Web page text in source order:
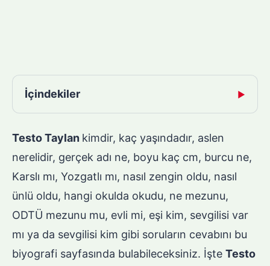
İçindekiler ▶
Testo Taylan kimdir, kaç yaşındadır, aslen
nerelidir, gerçek adı ne, boyu kaç cm, burcu ne,
Karslı mı, Yozgatlı mı, nasıl zengin oldu, nasıl
ünlü oldu, hangi okulda okudu, ne mezunu,
ODTÜ mezunu mu, evli mi, eşi kim, sevgilisi var
mı ya da sevgilisi kim gibi soruların cevabını bu
biyografi sayfasında bulabileceksiniz. İşte Testo